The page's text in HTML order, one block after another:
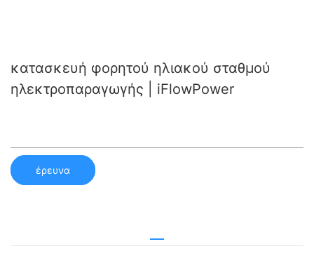
κατασκευή φορητού ηλιακού σταθμού
ηλεκτροπαραγωγής | iFlowPower
έρευνα